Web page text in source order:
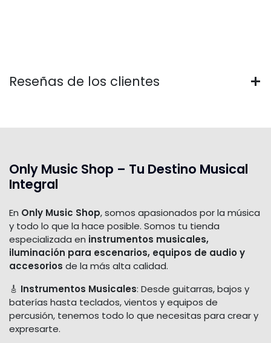
Reseñas de los clientes
Only Music Shop – Tu Destino Musical
Integral
En Only Music Shop, somos apasionados por la música
y todo lo que la hace posible. Somos tu tienda
especializada en instrumentos musicales,
iluminación para escenarios, equipos de audio y
accesorios de la más alta calidad.
🎸 Instrumentos Musicales: Desde guitarras, bajos y
baterías hasta teclados, vientos y equipos de
percusión, tenemos todo lo que necesitas para crear y
expresarte.